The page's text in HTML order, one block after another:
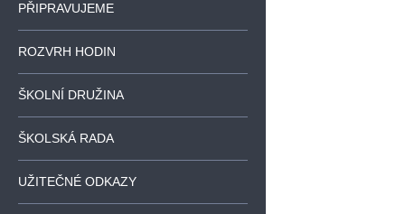
PŘIPRAVUJEME
ROZVRH HODIN
ŠKOLNÍ DRUŽINA
ŠKOLSKÁ RADA
UŽITEČNÉ ODKAZY